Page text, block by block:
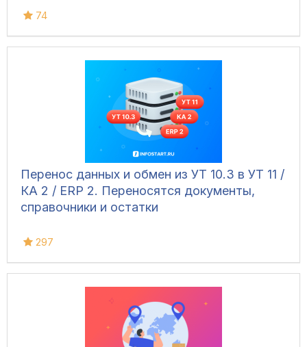
74
Перенос данных и обмен из УТ 10.3 в УТ 11 /
КА 2 / ERP 2. Переносятся документы,
справочники и остатки
297